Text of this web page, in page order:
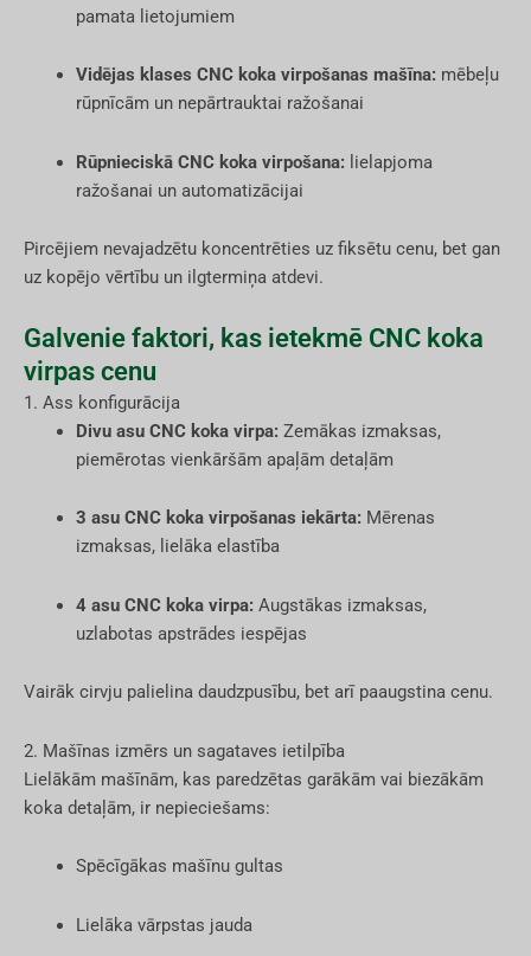
pamata lietojumiem
Vidējas klases CNC koka virpošanas mašīna:mēbeļu
rūpnīcām un nepārtrauktai ražošanai
Rūpnieciskā CNC koka virpošana:lielapjoma
ražošanai un automatizācijai
Pircējiem nevajadzētu koncentrēties uz fiksētu cenu, bet gan
uz kopējo vērtību un ilgtermiņa atdevi.
Galvenie faktori, kas ietekmē CNC koka
virpas cenu
1. Ass konfigurācija
Divu asu CNC koka virpa:Zemākas izmaksas,
piemērotas vienkāršām apaļām detaļām
3 asu CNC koka virpošanas iekārta:Mērenas
izmaksas, lielāka elastība
4 asu CNC koka virpa:Augstākas izmaksas,
uzlabotas apstrādes iespējas
Vairāk cirvju palielina daudzpusību, bet arī paaugstina cenu.
2. Mašīnas izmērs un sagataves ietilpība
Lielākām mašīnām, kas paredzētas garākām vai biezākām
koka detaļām, ir nepieciešams:
Spēcīgākas mašīnu gultas
Lielāka vārpstas jauda